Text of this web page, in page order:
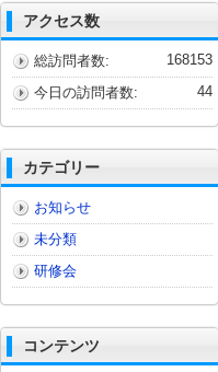
アクセス数
168153
総訪問者数:
44
今日の訪問者数:
カテゴリー
お知らせ
未分類
研修会
コンテンツ